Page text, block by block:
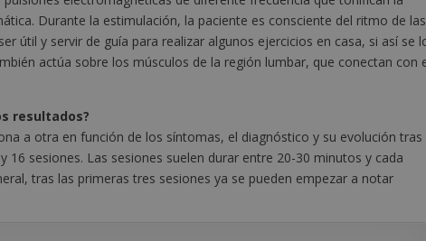
Durante la estimulación, la paciente es consciente del ritmo de las
útil y servir de guía para realizar algunos ejercicios en casa, si así se
actúa sobre los músculos de la región lumbar, que conectan con
resultados?
a otra en función de los síntomas, el diagnóstico y su evolución tras
16 sesiones. Las sesiones suelen durar entre 20-30 minutos y cada
tras las primeras tres sesiones ya se pueden empezar a notar